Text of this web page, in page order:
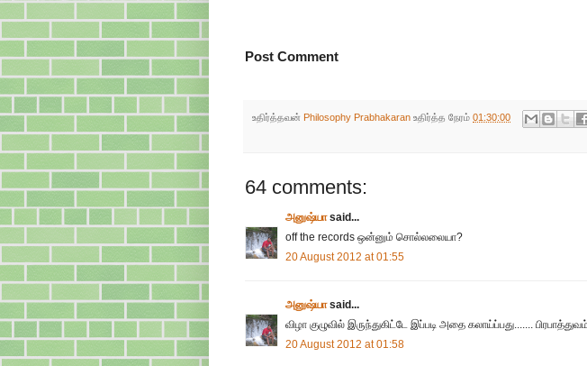
Post Comment
உதிர்த்தவன் Philosophy Prabhakaran உதிர்த்த நேரம் 01:30:00
64 comments:
அனுஷ்யாsaid...
off the records ஒன்னும் சொல்லலையா?
20 August 2012 at 01:55
அனுஷ்யாsaid...
விழா குழுவில் இருந்துகிட்டே இப்படி அதை கலாய்ப்பது.......
20 August 2012 at 01:58